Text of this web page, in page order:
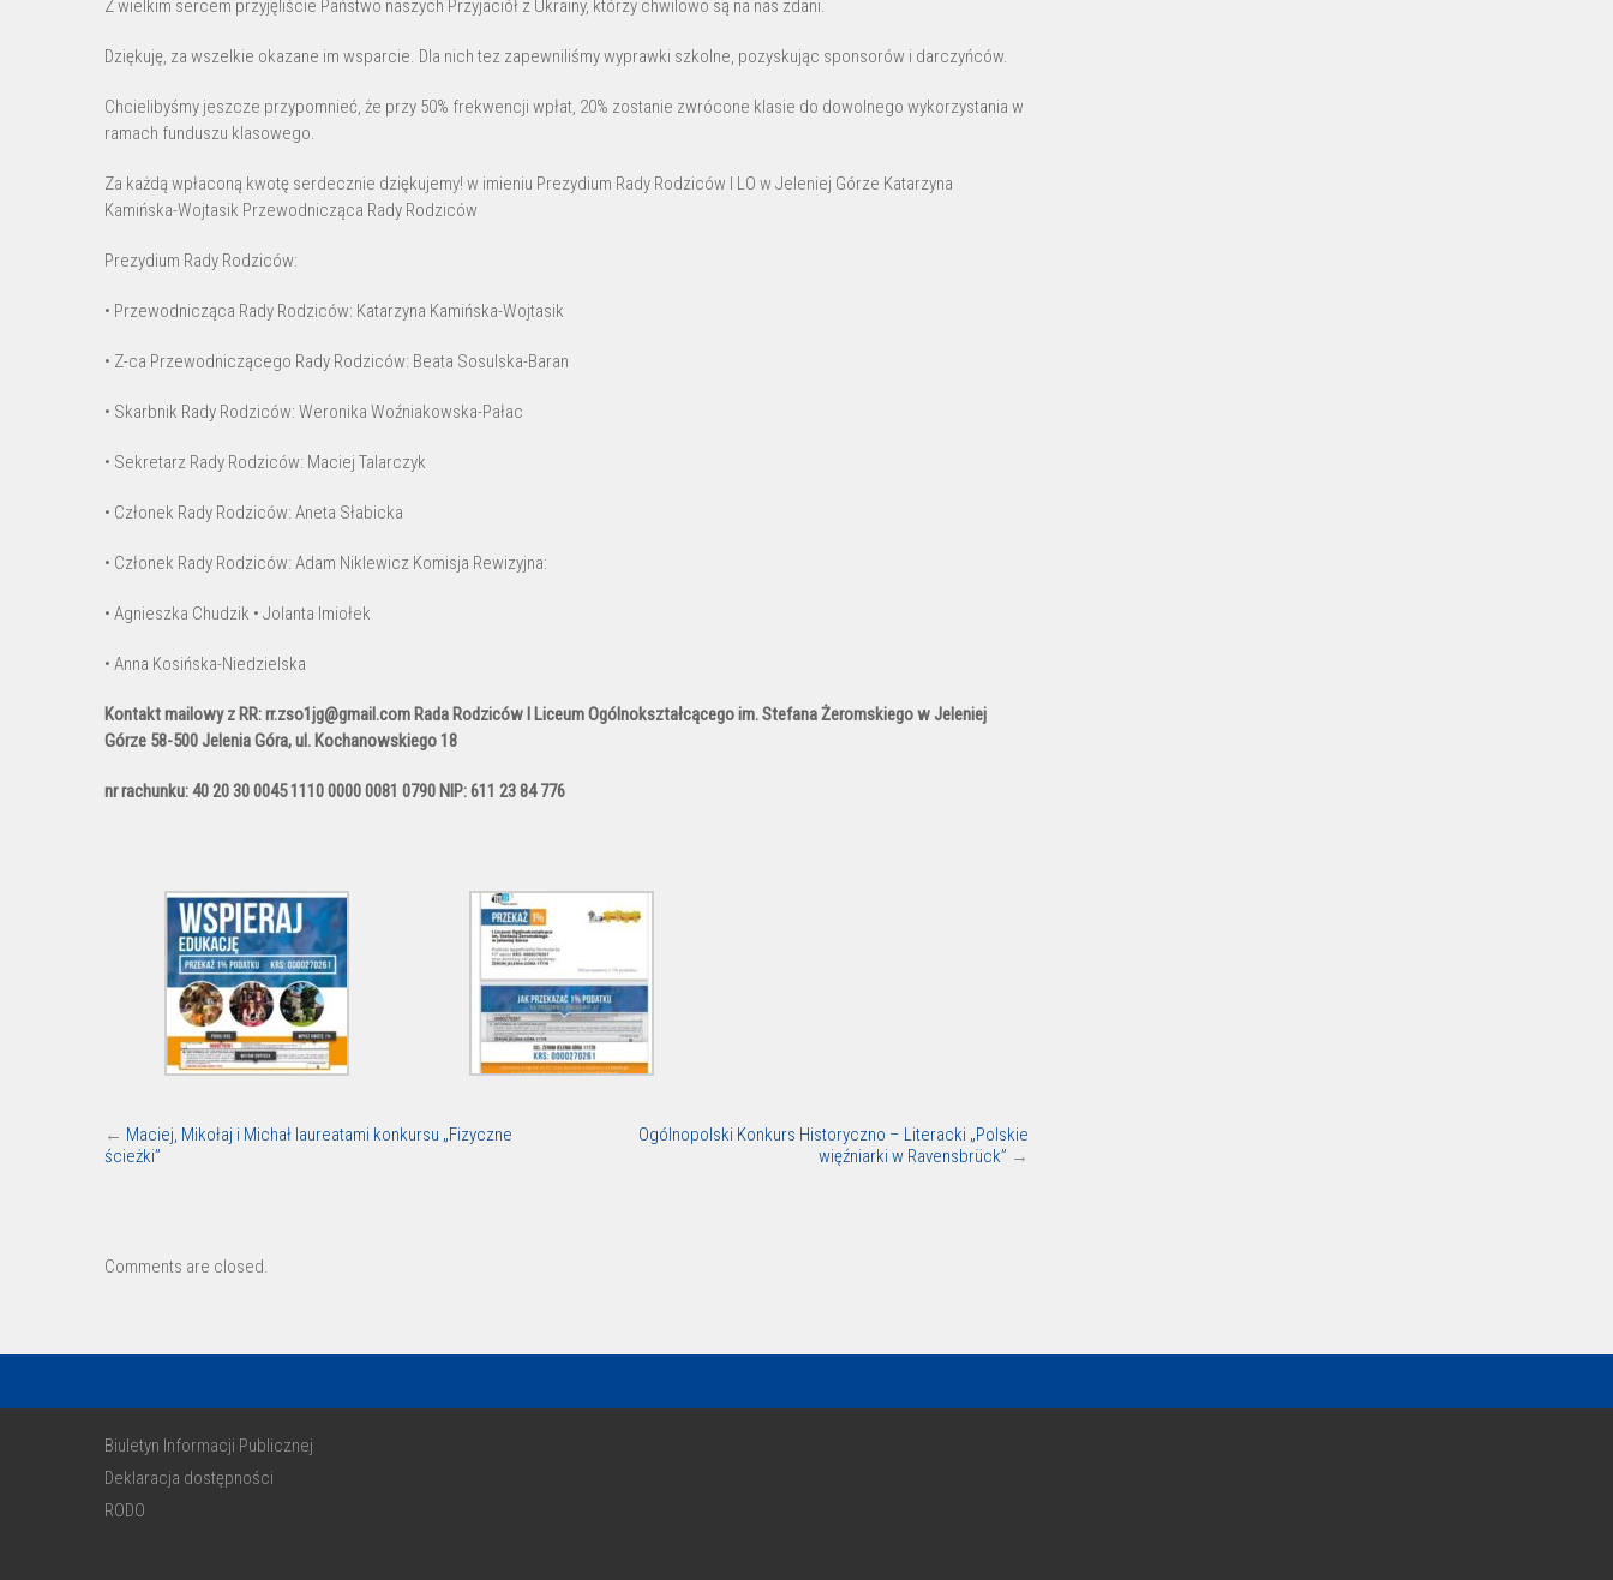
Z wielkim sercem przyjęliście Państwo naszych Przyjaciół z Ukrainy, którzy chwilowo są na nas zdani.
Dziękuję, za wszelkie okazane im wsparcie. Dla nich tez zapewniliśmy wyprawki szkolne, pozyskując sponsorów i darczyńców.
Chcielibyśmy jeszcze przypomnieć, że przy 50% frekwencji wpłat, 20% zostanie zwrócone klasie do dowolnego wykorzystania w
ramach funduszu klasowego.
Za każdą wpłaconą kwotę serdecznie dziękujemy! w imieniu Prezydium Rady Rodziców I LO w Jeleniej Górze Katarzyna
Kamińska-Wojtasik Przewodnicząca Rady Rodziców
Prezydium Rady Rodziców:
• Przewodnicząca Rady Rodziców: Katarzyna Kamińska-Wojtasik
• Z-ca Przewodniczącego Rady Rodziców: Beata Sosulska-Baran
• Skarbnik Rady Rodziców: Weronika Woźniakowska-Pałac
• Sekretarz Rady Rodziców: Maciej Talarczyk
• Członek Rady Rodziców: Aneta Słabicka
• Członek Rady Rodziców: Adam Niklewicz Komisja Rewizyjna:
• Agnieszka Chudzik • Jolanta Imiołek
• Anna Kosińska-Niedzielska
Kontakt mailowy z RR: rr.zso1jg@gmail.com Rada Rodziców I Liceum Ogólnokształcącego im. Stefana Żeromskiego w Jeleniej
Górze 58-500 Jelenia Góra, ul. Kochanowskiego 18
nr rachunku: 40 20 30 0045 1110 0000 0081 0790 NIP: 611 23 84 776
← Maciej, Mikołaj i Michał laureatami konkursu „Fizyczne
ścieżki”
Ogólnopolski Konkurs Historyczno – Literacki „Polskie
więźniarki w Ravensbrück” →
Comments are closed.
Biuletyn Informacji Publicznej
Deklaracja dostępności
RODO